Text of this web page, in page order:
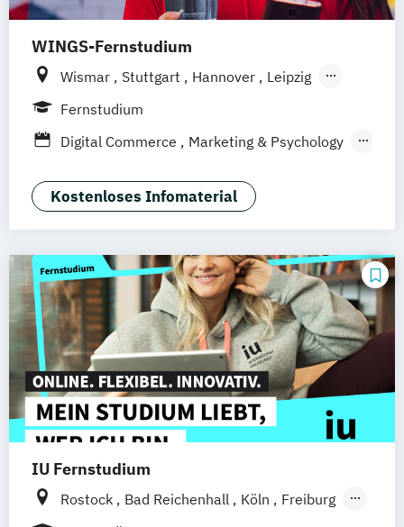
WINGS-Fernstudium
Wismar Stuttgart Hannover
Leipzig
Frankfurt am Main
Nürnberg
Fernstudium
Digital Commerce
Marketing & Psychology
Wirtschaftspsychologie
Kostenloses Infomaterial
IU Fernstudium
Rostock Bad Reichenhall Köln
Freiburg